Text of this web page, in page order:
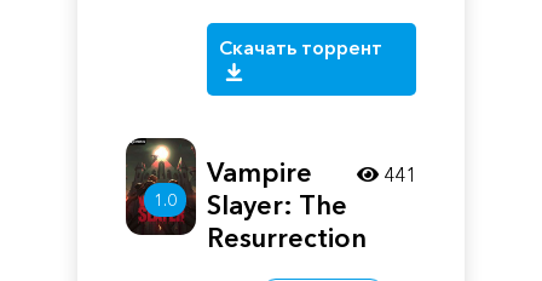
Скачать торрент
1.0
Vampire
Slayer: The
Resurrection
441